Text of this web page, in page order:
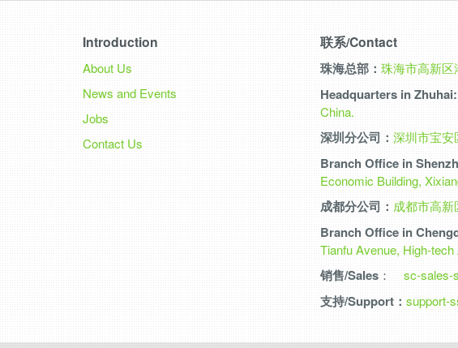
Introduction
About Us
News and Events
Jobs
Contact Us
联系/Contact
珠海总部： 珠海市高新区
Headquarters in Zhuhai:
China.
深圳分公司： 深圳市宝安
Branch Office in
Economic Building,
成都分公司： 成都市高新
Branch Office in
Tianfu Avenue, High-
销售/Sales： sc-sales-
支持/Support： support-